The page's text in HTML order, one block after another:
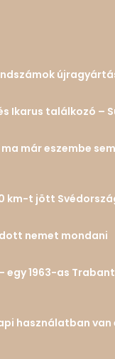
Ikarus találkozó –
már eszembe
km-t jött
nemet mondani
egy 1963-as
használatban van